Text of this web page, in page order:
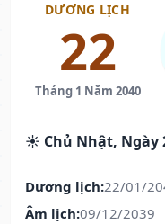
DƯƠNG LỊCH
22
Tháng 1 Năm 2040
☀️ Chủ Nhật, Ngày
Dương lịch:22/01/
Âm lịch:09/12/2039